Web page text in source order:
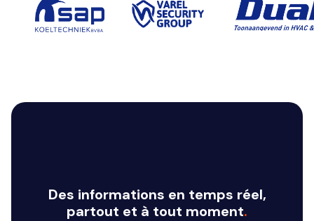
Des informations en temps réel,
partout et à tout moment.